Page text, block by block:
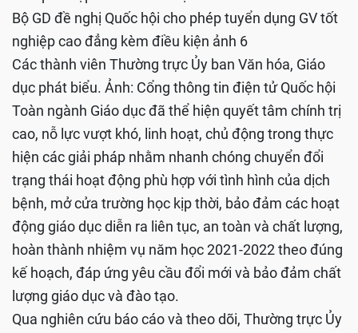
Bộ GD đề nghị Quốc hội cho phép tuyển dụng GV tốt
nghiệp cao đẳng kèm điều kiện ảnh 6
Các thành viên Thường trực Ủy ban Văn hóa, Giáo
dục phát biểu. Ảnh: Cổng thông tin điện tử Quốc hội
Toàn ngành Giáo dục đã thể hiện quyết tâm chính trị
cao, nỗ lực vượt khó, linh hoạt, chủ động trong thực
hiện các giải pháp nhằm nhanh chóng chuyển đổi
trạng thái hoạt động phù hợp với tình hình của dịch
bệnh, mở cửa trường học kịp thời, bảo đảm các hoạt
động giáo dục diễn ra liên tục, an toàn và chất lượng,
hoàn thành nhiệm vụ năm học 2021-2022 theo đúng
kế hoạch, đáp ứng yêu cầu đổi mới và bảo đảm chất
lượng giáo dục và đào tạo.
Qua nghiên cứu báo cáo và theo dõi, Thường trực Ủy